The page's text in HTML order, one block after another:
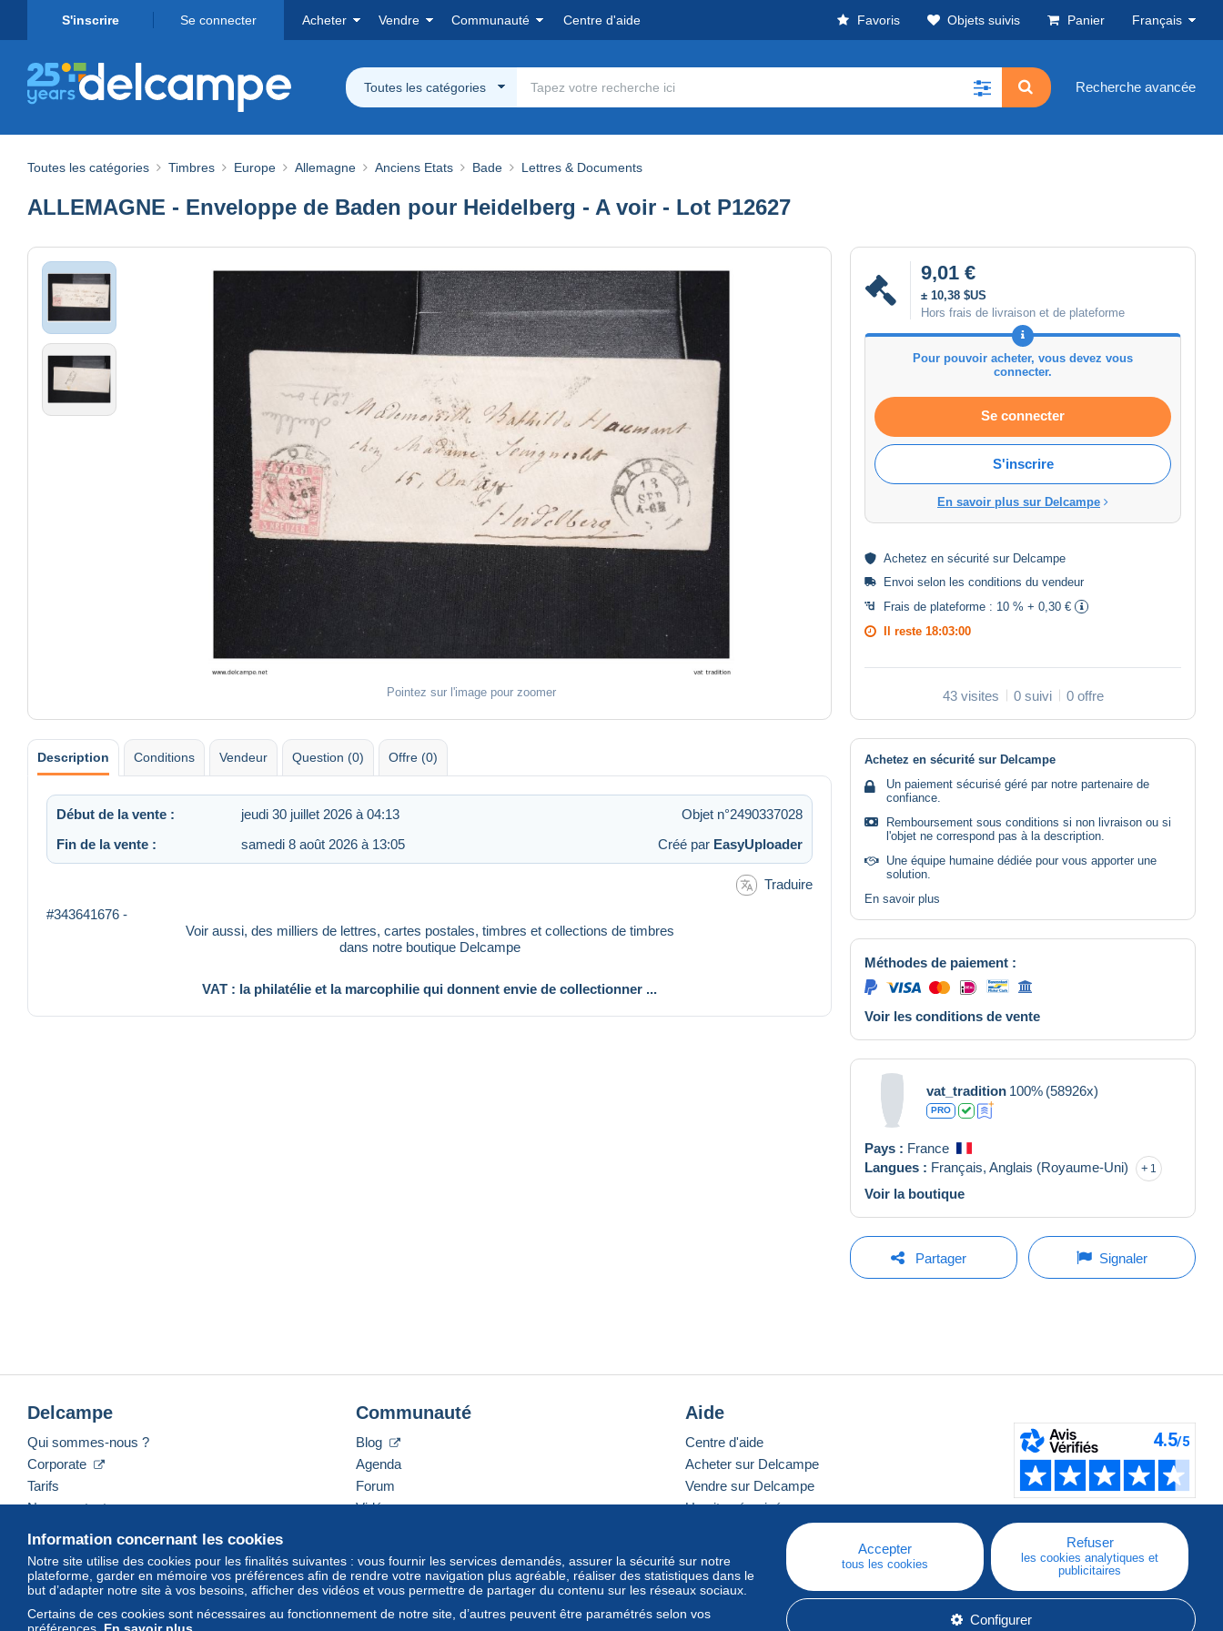
S'inscrire Se connecter Acheter Vendre Communauté Centre d'aide Favoris Objets suivis Panier Français
Toutes les catégories Recherche avancée
Toutes les catégories Timbres Europe Allemagne Anciens Etats Bade Lettres & Documents
ALLEMAGNE - Enveloppe de Baden pour Heidelberg - A voir - Lot P12627
Pointez sur l'image pour zoomer
9,01 €
± 10,38 $US
Hors frais de livraison et de plateforme
Pour pouvoir acheter, vous devez vous
connecter.
Se connecter
S'inscrire
En savoir plus sur Delcampe
Achetez en sécurité sur Delcampe
Envoi selon les conditions du vendeur
Frais de plateforme : 10 % + 0,30 €
Il reste 18:03:00
43 visites 0 suivi 0 offre
Description Conditions Vendeur Question (0) Offre (0)
Début de la vente : jeudi 30 juillet 2026 à 04:13
Objet n°2490337028
Fin de la vente :
samedi 8 août 2026 à 13:05 Créé par EasyUploader
Traduire
#343641676 -
Voir aussi, des milliers de lettres, cartes postales, timbres et collections de timbres
dans notre boutique Delcampe
VAT : la philatélie et la marcophilie qui donnent envie de collectionner ...
Achetez en sécurité sur Delcampe
Un paiement sécurisé géré par notre partenaire de
confiance.
Remboursement sous conditions si non livraison ou si
l'objet ne correspond pas à la description.
Une équipe humaine dédiée pour vous apporter une
solution.
En savoir plus
Méthodes de paiement :
Voir les conditions de vente
vat_tradition 100% (58926x)
PRO
Pays : France
Langues : Français, Anglais (Royaume-Uni) 1
Voir la boutique
Partager Signaler
Information concernant les cookies
Notre site utilise des cookies pour les finalités suivantes : vous fournir les services demandés, assurer la sécurité sur notre
plateforme, garder en mémoire vos préférences afin de rendre votre navigation plus agréable, réaliser des statistiques dans le
but d’adapter notre site à vos besoins, afficher des vidéos et vous permettre de partager du contenu sur les réseaux sociaux.
Certains de ces cookies sont nécessaires au fonctionnement de notre site, d’autres peuvent être paramétrés selon vos
préférences. En savoir plus
Accepter
tous les cookies
Refuser
les cookies analytiques et
publicitaires
Configurer
Delcampe
Qui sommes-nous ?
Corporate
Tarifs
Nous contacter
Communauté
Blog
Agenda
Forum
Vidéos
Aide
Centre d'aide
Acheter sur Delcampe
Vendre sur Delcampe
Un site sécurisé
Français USD America/Indiana/Vevay Mode standard